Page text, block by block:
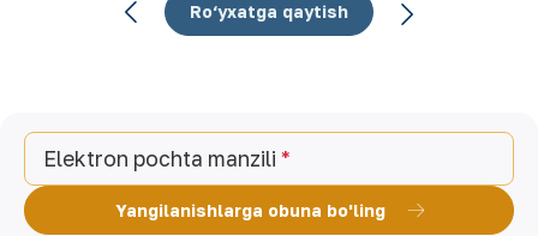
Ro‘yxatga qaytish
Elektron pochta manzili
Yangilanishlarga obuna bo'ling